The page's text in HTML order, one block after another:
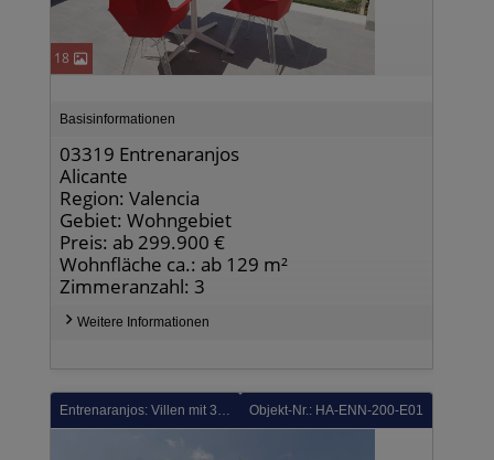
18
Basisinformationen
03319 Entrenaranjos
Alicante
Region: Valencia
Gebiet: Wohngebiet
Preis: ab 299.900 €
Wohnfläche ca.: ab 129 m²
Zimmeranzahl: 3
Weitere Informationen
Entrenaranjos: Villen mit 3 Schlafzimmern, 3 Bädern und Privatpool in einer Golfanlage Objekt-Nr.: HA-ENN-200-E01